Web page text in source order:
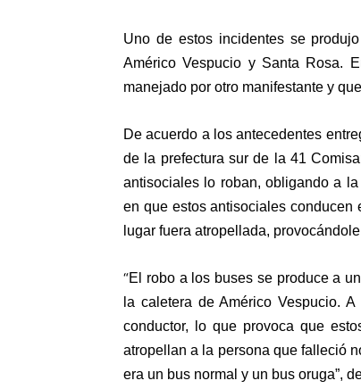
Uno de estos incidentes se
Américo Vespucio y Santa Rosa.
manejado por otro manifestante y
De acuerdo a los antecedentes
de la prefectura sur de la 41
antisociales lo roban, obligando a
en que estos antisociales conducen
lugar fuera atropellada,
“El robo a los buses se produce a
la caletera de Américo Vespucio.
conductor, lo que provoca que
atropellan a la persona que falleció
era un bus normal y un bus oruga”,